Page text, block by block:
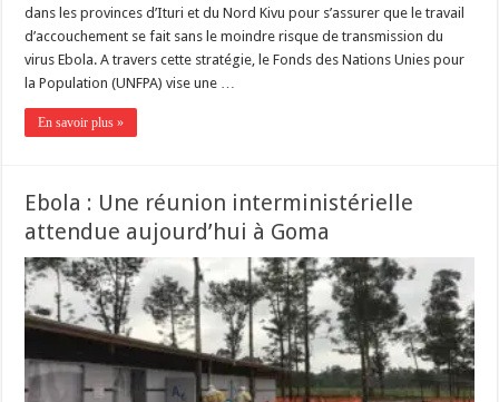
dans les provinces d’Ituri et du Nord Kivu pour s’assurer que le travail
d’accouchement se fait sans le moindre risque de transmission du
virus Ebola. A travers cette stratégie, le Fonds des Nations Unies pour
la Population (UNFPA) vise une …
En savoir plus »
Ebola : Une réunion interministérielle
attendue aujourd’hui à Goma